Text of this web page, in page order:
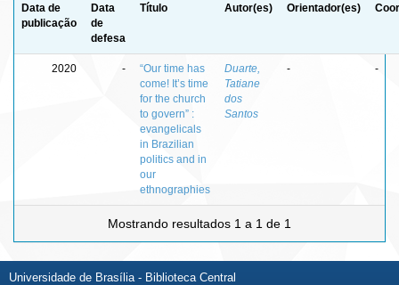
Data de
publicação
Data
de
defesa
Título Autor(es) Orientador(es)
2020 -
“Our time has
come! It’s time
for the church
to govern” :
evangelicals
in Brazilian
politics and in
our
ethnographies
Duarte,
Tatiane
dos
Santos
- -
Mostrando resultados 1 a 1 de 1
Universidade de Brasília - Biblioteca Central